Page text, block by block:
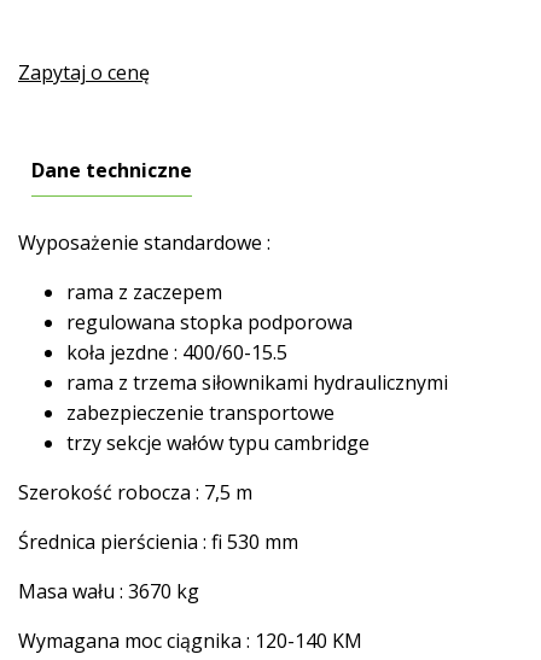
Zapytaj o cenę
Dane techniczne
Wyposażenie standardowe :
rama z zaczepem
regulowana stopka podporowa
koła jezdne : 400/60-15.5
rama z trzema siłownikami hydraulicznymi
zabezpieczenie transportowe
trzy sekcje wałów typu cambridge
Szerokość robocza : 7,5 m
Średnica pierścienia : fi 530 mm
Masa wału : 3670 kg
Wymagana moc ciągnika : 120-140 KM